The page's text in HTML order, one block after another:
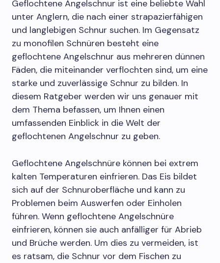
Geflochtene Angelschnur ist eine beliebte Wahl
unter Anglern, die nach einer strapazierfähigen
und langlebigen Schnur suchen. Im Gegensatz
zu monofilen Schnüren besteht eine
geflochtene Angelschnur aus mehreren dünnen
Fäden, die miteinander verflochten sind, um eine
starke und zuverlässige Schnur zu bilden. In
diesem Ratgeber werden wir uns genauer mit
dem Thema befassen, um Ihnen einen
umfassenden Einblick in die Welt der
geflochtenen Angelschnur zu geben.
Geflochtene Angelschnüre können bei extrem
kalten Temperaturen einfrieren. Das Eis bildet
sich auf der Schnuroberfläche und kann zu
Problemen beim Auswerfen oder Einholen
führen. Wenn geflochtene Angelschnüre
einfrieren, können sie auch anfälliger für Abrieb
und Brüche werden. Um dies zu vermeiden, ist
es ratsam, die Schnur vor dem Fischen zu